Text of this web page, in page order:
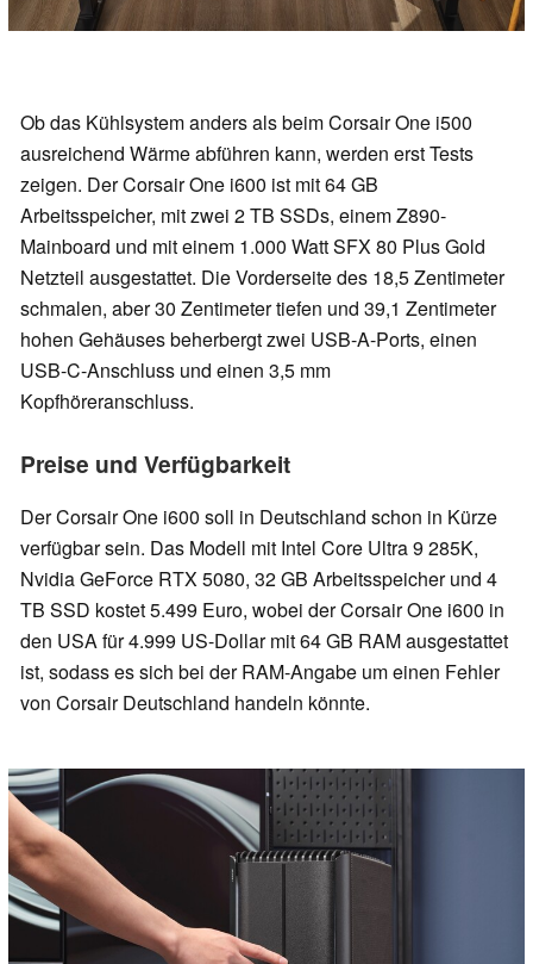
Ob das Kühlsystem anders als beim Corsair One i500
ausreichend Wärme abführen kann, werden erst Tests
zeigen. Der Corsair One i600 ist mit 64 GB
Arbeitsspeicher, mit zwei 2 TB SSDs, einem Z890-
Mainboard und mit einem 1.000 Watt SFX 80 Plus Gold
Netzteil ausgestattet. Die Vorderseite des 18,5 Zentimeter
schmalen, aber 30 Zentimeter tiefen und 39,1 Zentimeter
hohen Gehäuses beherbergt zwei USB-A-Ports, einen
USB-C-Anschluss und einen 3,5 mm
Kopfhöreranschluss.
Preise und Verfügbarkeit
Der Corsair One i600 soll in Deutschland schon in Kürze
verfügbar sein. Das Modell mit Intel Core Ultra 9 285K,
Nvidia GeForce RTX 5080, 32 GB Arbeitsspeicher und 4
TB SSD kostet 5.499 Euro, wobei der Corsair One i600 in
den USA für 4.999 US-Dollar mit 64 GB RAM ausgestattet
ist, sodass es sich bei der RAM-Angabe um einen Fehler
von Corsair Deutschland handeln könnte.